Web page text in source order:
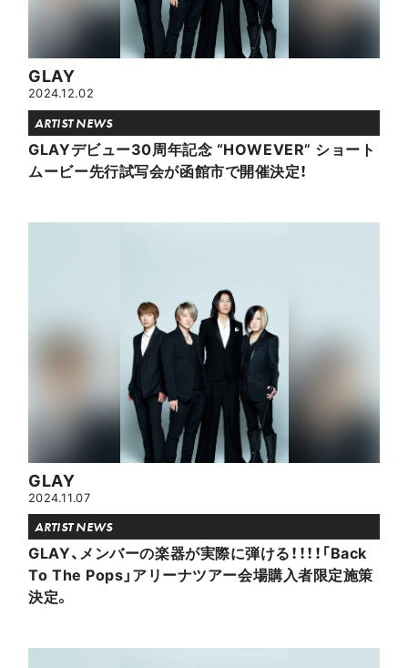
GLAY
2024.12.02
ARTIST NEWS
GLAYデビュー30周年記念 “HOWEVER” ショート
ムービー先行試写会が函館市で開催決定！
GLAY
2024.11.07
ARTIST NEWS
GLAY、メンバーの楽器が実際に弾ける！！！！「Back
To The Pops」アリーナツアー会場購入者限定施策
決定。